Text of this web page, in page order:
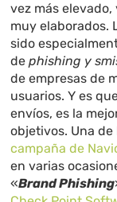
vez más
muy elaborados.
sido
dephishing y
de empresas de
usuarios. Y es
envíos, es la
objetivos. Una
campaña de
en varias
«Brand Phishing